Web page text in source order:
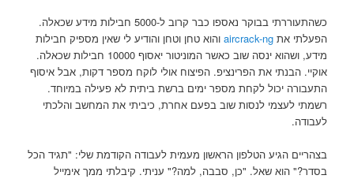
כשהתעוררתי בבוקר נאספו כבר קרוב ל-5000 חבילות מידע שכאלה.
הפעלתי אתaircrack-ng והוא טחן וטחן והודיע לי שאין מספיק חבילות
מידע, ושהוא ינסה שוב כאשר המוניטור יאסוף 10000 חבילות שכאלה.
אוקיי. הבנתי את הפרינציפ. הפיצוח אולי לוקח מספר דקות, אבל איסוף
התעבורה יכול לקחת מספר ימים ברשת ביתית לא פעילה במיוחד.
רשמתי לעצמי לנסות שוב בפעם אחרת, כיביתי את המחשב והלכתי
לעבודה.
בצהריים הגיע הטלפון הראשון מעמית לעבודה הקודמת שלי: "תגיד הכל
בסדר?" הוא שאל. "כן, סבבה, למה?" עניתי. קיבלתי ממך אימייל